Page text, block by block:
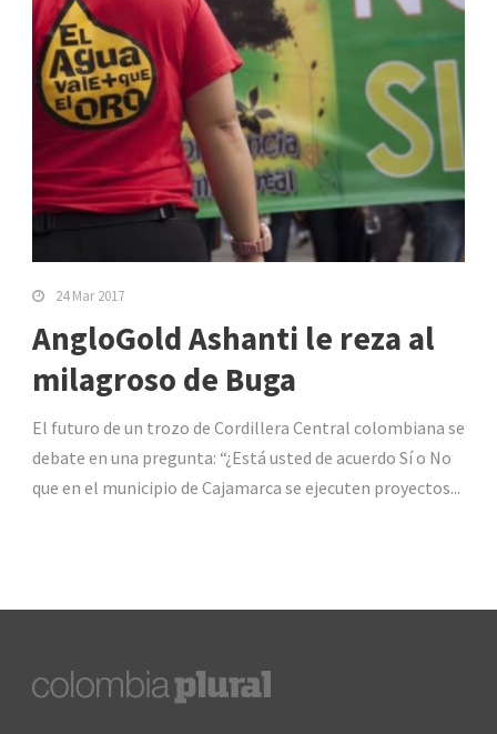
24 Mar 2017
AngloGold Ashanti le reza al
milagroso de Buga
El futuro de un trozo de Cordillera Central colombiana se
debate en una pregunta: “¿Está usted de acuerdo Sí o No
que en el municipio de Cajamarca se ejecuten proyectos...